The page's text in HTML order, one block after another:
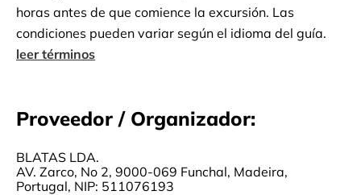
horas antes de que comience la excursión. Las
condiciones pueden variar según el idioma del guía.
leer términos
Proveedor / Organizador:
BLATAS LDA.
AV. Zarco, No 2, 9000-069 Funchal, Madeira,
Portugal, NIP: 511076193